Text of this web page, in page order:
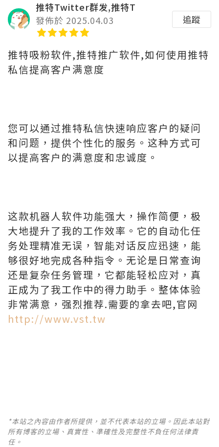
推特Twitter群发,推特T
發佈於 2025.04.03
追蹤
推特吸粉软件,推特推广软件,如何使用推特
私信提高客户满意度
您可以通过推特私信快速响应客户的疑问
和问题，提供个性化的服务。这种方式可
以提高客户的满意度和忠诚度。
这款机器人软件功能强大，操作简便，极
大地提升了我的工作效率。它的自动化任
务处理精准无误，智能对话反应迅速，能
够很好地完成各种指令。无论是日常查询
还是复杂任务管理，它都能轻松应对，真
正成为了我工作中的得力助手。整体体验
非常满意，强烈推荐.需要的拿去吧,官网
http://www.vst.tw
*本站之內容由作者所提供，並不代表本站的立場。因此本站對
所有博客的立場、真實性、準確性及完整性不負任何法律責
任。